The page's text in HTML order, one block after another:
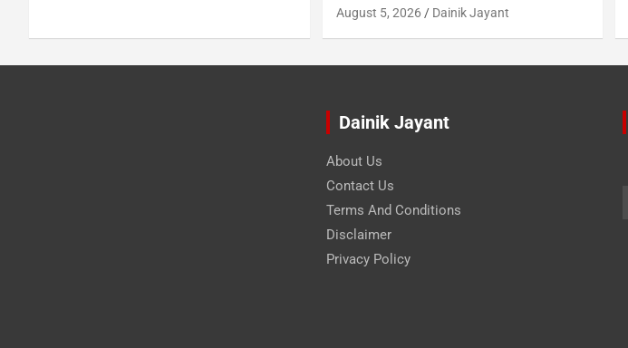
August 5, 2026 Dainik Jayant
Dainik Jayant
About Us
Contact Us
Terms And Conditions
Disclaimer
Privacy Policy